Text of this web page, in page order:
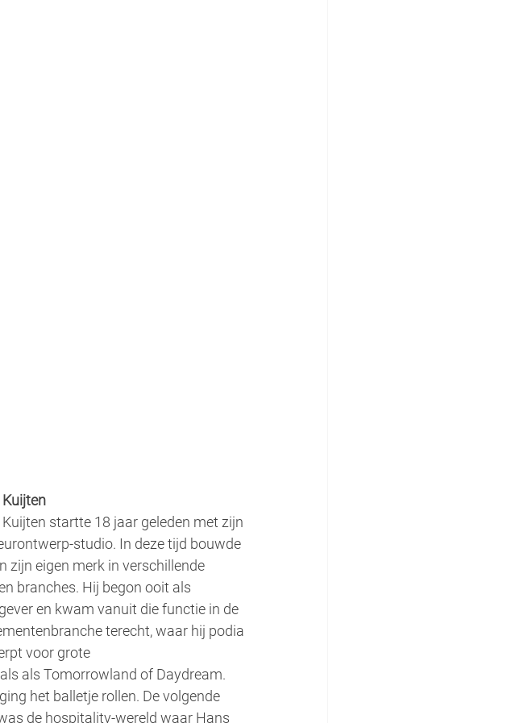
startte 18 jaar geleden met zijn
studio. In deze tijd bouwde
zijn eigen merk in verschillende
branches. Hij begon ooit als
en kwam vanuit die functie in de
terecht, waar hij podia
voor grote
als Tomorrowland of Daydream.
het balletje rollen. De volgende
de hospitality-wereld waar Hans